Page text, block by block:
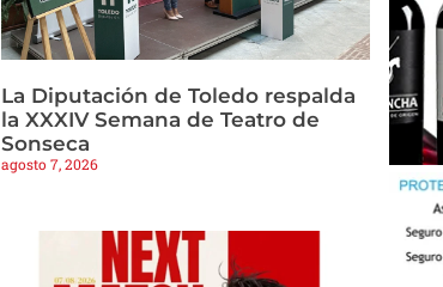
La Diputación de Toledo respalda
la XXXIV Semana de Teatro de
Sonseca
agosto 7, 2026